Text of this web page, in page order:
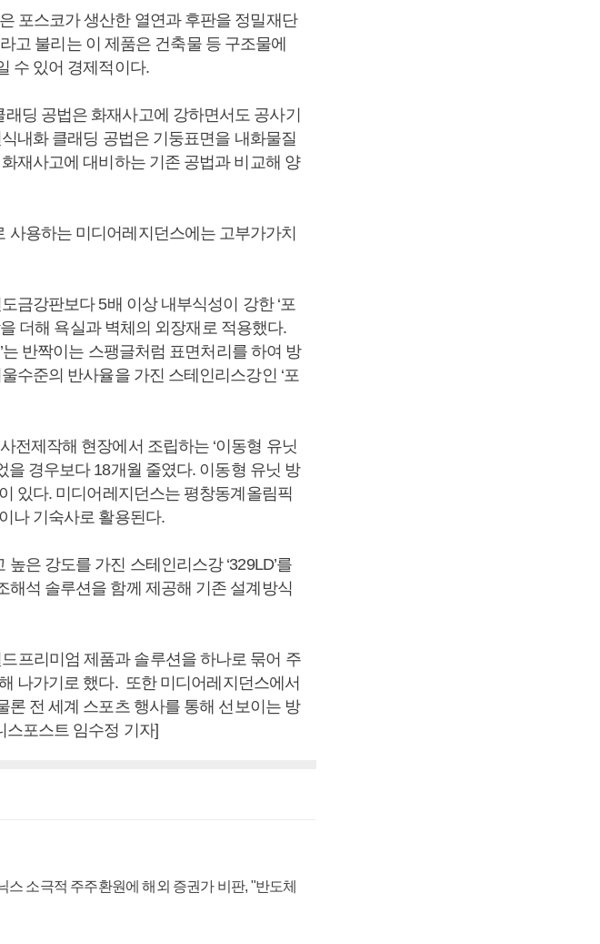
포스코가 생산한 열연과 후판을 정밀재단
고 불리는 이 제품은 건축물 등 구조물에
수 있어 경제적이다.
딩 공법은 화재사고에 강하면서도 공사기
내화 클래딩 공법은 기둥표면을 내화물질
재사고에 대비하는 기존 공법과 비교해 양
용하는 미디어레지던스에는 고부가가치
금강판보다 5배 이상 내부식성이 강한 ‘포
더해 욕실과 벽체의 외장재로 적용했다.
반짝이는 스팽글처럼 표면처리를 하여 방
수준의 반사율을 가진 스테인리스강인 ‘포
전제작해 현장에서 조립하는 ‘이동형 유닛
을 경우보다 18개월 줄였다. 이동형 유닛 방
있다. 미디어레지던스는 평창동계올림픽
나 기숙사로 활용된다.
은 강도를 가진 스테인리스강 ‘329LD’를
석 솔루션을 함께 제공해 기존 설계방식
프리미엄 제품과 솔루션을 하나로 묶어 주
나가기로 했다. 또한 미디어레지던스에서
전 세계 스포츠 행사를 통해 선보이는 방
스포스트 임수정 기자]
스 소극적 주주환원에 해외 증권가 비판, "반도체